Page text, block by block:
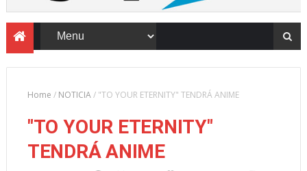
Home / NOTICIA/ "TO YOUR ETERNITY" TENDRÁ ANIME
"TO YOUR ETERNITY"
TENDRÁ ANIME